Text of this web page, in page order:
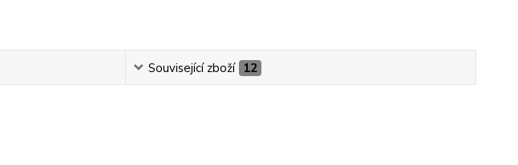
Související zboží 12